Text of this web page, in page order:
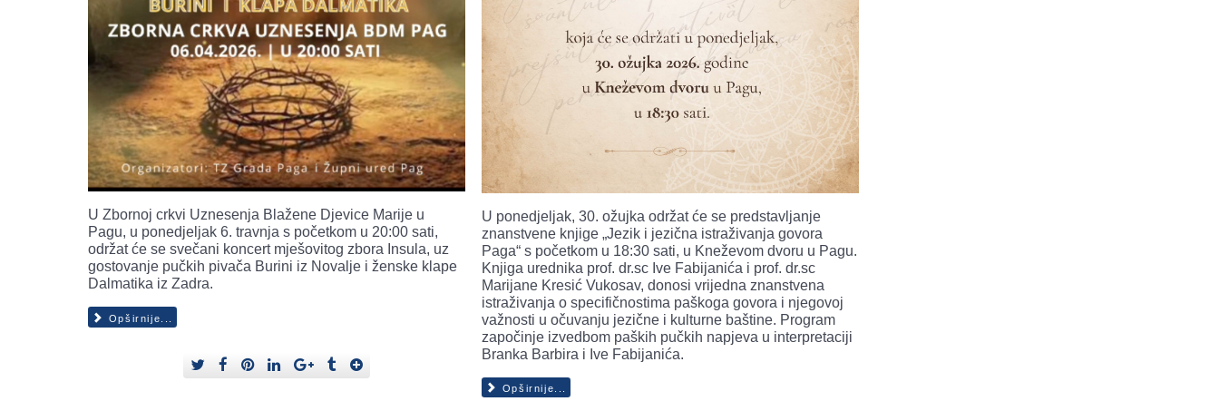
U Zbornoj crkvi Uznesenja Blažene Djevice Marije u
Pagu, u ponedjeljak 6. travnja s početkom u 20:00 sati,
održat će se svečani koncert mješovitog zbora Insula, uz
gostovanje pučkih pivača Burini iz Novalje i ženske klape
Dalmatika iz Zadra.
Opširnije...
U ponedjeljak, 30. ožujka održat će se predstavljanje
znanstvene knjige „Jezik i jezična istraživanja govora
Paga“ s početkom u 18:30 sati, u Kneževom dvoru u Pagu.
Knjiga urednika prof. dr.sc Ive Fabijanića i prof. dr.sc
Marijane Kresić Vukosav, donosi vrijedna znanstvena
istraživanja o specifičnostima paškoga govora i njegovoj
važnosti u očuvanju jezične i kulturne baštine. Program
započinje izvedbom paških pučkih napjeva u interpretaciji
Branka Barbira i Ive Fabijanića.
Opširnije...